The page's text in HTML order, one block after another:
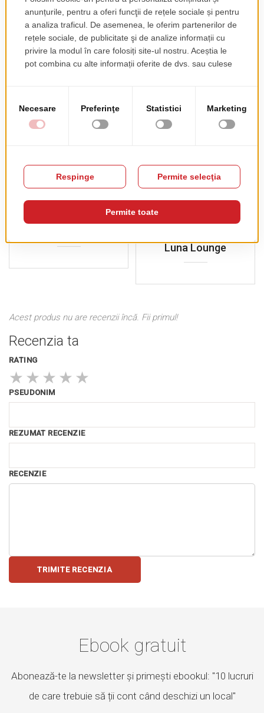
Amenajare
Restaurant BOEMA
Amenajare
Restaurant Hotel
Orizont
Luna Lounge
Acest produs nu are recenzii încă. Fii primul!
Recenzia ta
RATING
★ ★ ★ ★ ★
PSEUDONIM
REZUMAT RECENZIE
RECENZIE
TRIMITE RECENZIA
Ebook gratuit
Abonează-te la newsletter și primești ebookul: "10 lucruri
de care trebuie să ții cont când deschizi un local"